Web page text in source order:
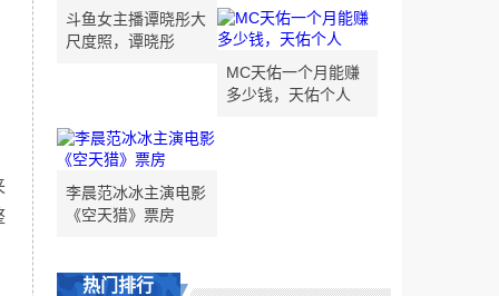
斗鱼女主播谭晓彤大
尺度照，谭晓彤
MC天佑一个月能赚
多少钱，天佑个人
李晨范冰冰主演电影
《空天猎》票房
热门排行